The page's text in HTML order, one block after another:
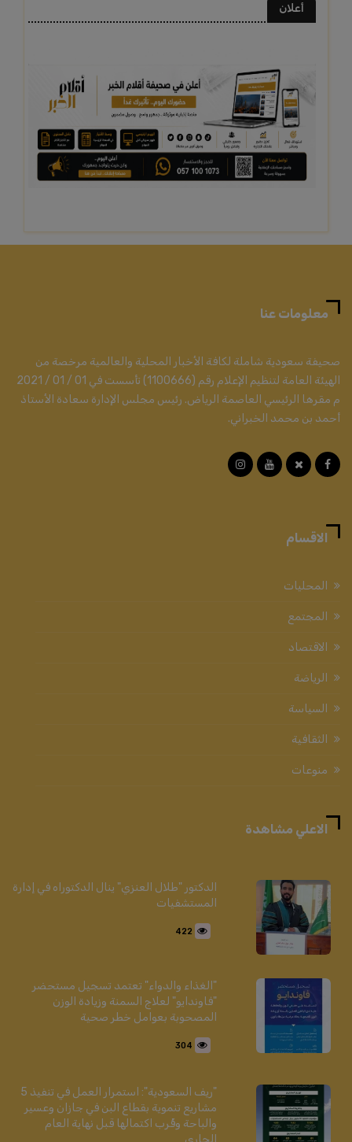
أعلان
معلومات عنا
صحيفة سعودية شاملة لكافة الأخبار المحلية والعالمية مرخصة من
الهيئة العامة لتنظيم الإعلام رقم (1100666) تأسست في 01 / 01 / 2021
م مقرها الرئيسي العاصمة الرياض. رئيس مجلس الإدارة سعادة الأستاذ
أحمد بن محمد الخبراني.
الاقسام
المحليات
المجتمع
الاقتصاد
الرياضة
السياسة
الثقافية
منوعات
الاعلي مشاهدة
الدكتور "طلال العنزي" ينال الدكتوراه في إدارة
المستشفيات
422
"الغذاء والدواء" تعتمد تسجيل مستحضر
"فاوندايو" لعلاج السمنة وزيادة الوزن
المصحوبة بعوامل خطر صحية
304
"ريف السعودية": استمرار العمل في تنفيذ 5
مشاريع تنموية بقطاع البن في جازان وعسير
والباحة وقُرب اكتمالها قبل نهاية العام
الجاري